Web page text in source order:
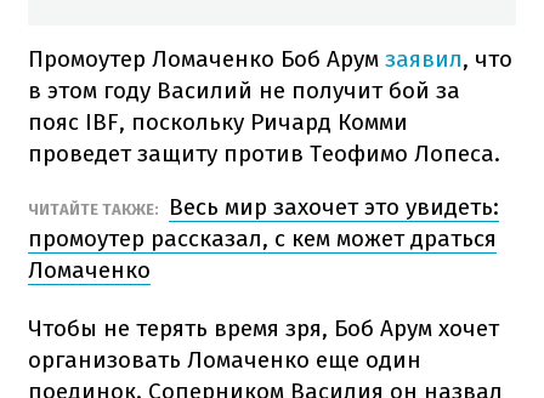
Промоутер Ломаченко Боб Арум заявил, что
в этом году Василий не получит бой за
пояс IBF, поскольку Ричард Комми
проведет защиту против Теофимо Лопеса.
ЧИТАЙТЕ ТАКЖЕ:
Весь мир захочет это увидеть:
промоутер рассказал, с кем может драться
Ломаченко
Чтобы не терять время зря, Боб Арум хочет
организовать Ломаченко еще один
поединок. Соперником Василия он назвал